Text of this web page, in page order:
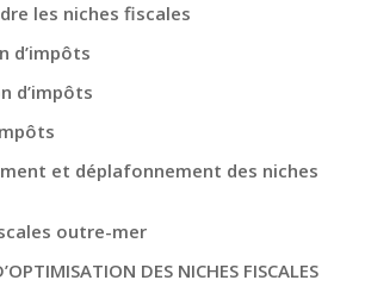
les niches fiscales
d’impôts
d’impôts
et déplafonnement des niches
outre-mer
DES NICHES FISCALES